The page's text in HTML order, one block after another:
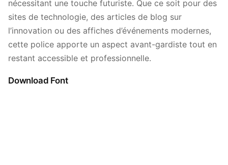
nécessitant une touche futuriste. Que ce soit pour des
sites de technologie, des articles de blog sur
l’innovation ou des affiches d’événements modernes,
cette police apporte un aspect avant-gardiste tout en
restant accessible et professionnelle.
Download Font